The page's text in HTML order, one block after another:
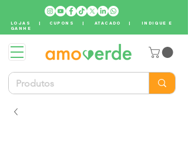
LOJAS | CUPONS |ATACADO | INDIQUE E
GANHE